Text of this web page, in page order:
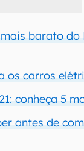
barato do
os carros
conheça 5
antes de